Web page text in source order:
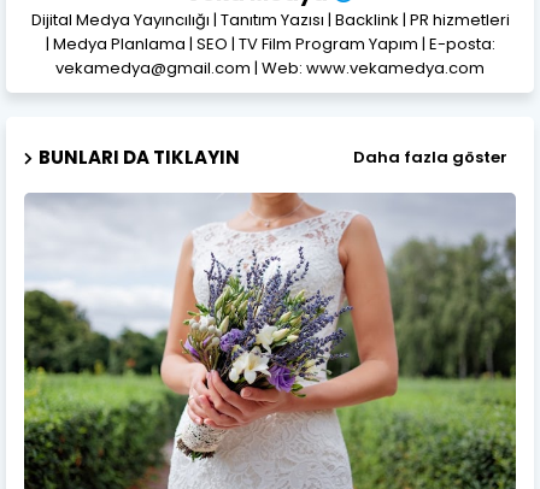
Dijital Medya Yayıncılığı | Tanıtım Yazısı | Backlink | PR hizmetleri
| Medya Planlama | SEO | TV Film Program Yapım | E-posta:
vekamedya@gmail.com | Web: www.vekamedya.com
BUNLARI DA TIKLAYIN Daha fazla göster